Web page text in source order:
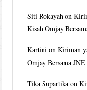
Siti Rokayah on
Kisah Omjay
Kartini onKiriman
Omjay Bersama JNE
Tika Supartika on